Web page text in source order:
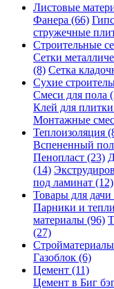
Листовые
Фанера (66)
стружечные
Строительные
Сетки
(8) Сетка
Сухие
Смеси для пола
Клей для
Монтажные
Теплоизоляция
Вспененный
Пенопласт (23)
(14)
под ламинат (12)
Товары для дачи
Парники и
материалы (96)
(27)
Газоблок (6)
Цемент (11)
Цемент в Биг